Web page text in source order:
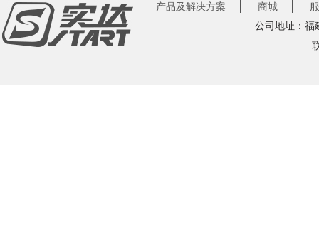
产品及解决方案 商城
公司地址：福